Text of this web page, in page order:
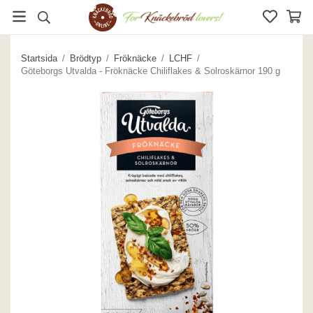
Startsida / Brödtyp / Fröknäcke / LCHF /
Göteborgs Utvalda - Fröknäcke Chiliflakes & Solroskärnor 190 g